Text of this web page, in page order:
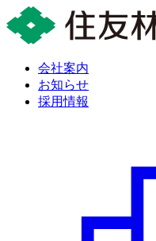
会社案内
お知らせ
採用情報